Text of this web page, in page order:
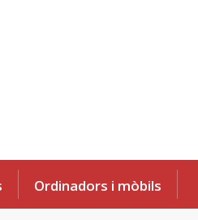
Ordinadors i mòbils